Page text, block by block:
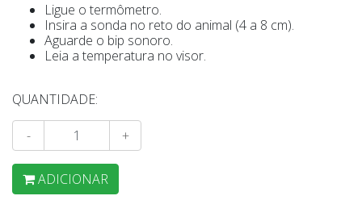
Ligue o termômetro.
Insira a sonda no reto do animal (4 a 8 cm).
Aguarde o bip sonoro.
Leia a temperatura no visor.
QUANTIDADE:
- +
ADICIONAR